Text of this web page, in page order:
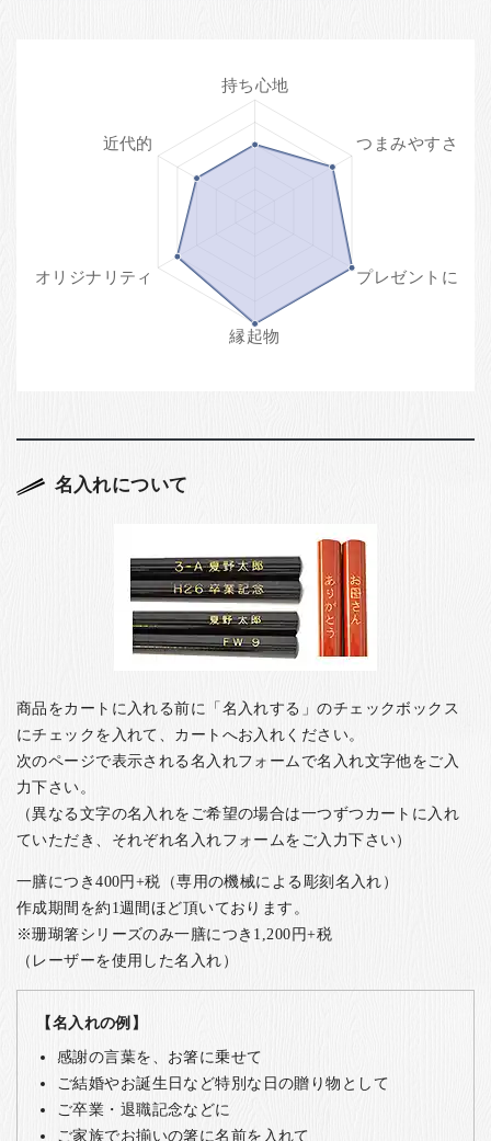
名入れについて
商品をカートに入れる前に「名入れする」のチェックボックス
にチェックを入れて、カートへお入れください。
次のページで表示される名入れフォームで名入れ文字他をご入
力下さい。
（異なる文字の名入れをご希望の場合は一つずつカートに入れ
ていただき、それぞれ名入れフォームをご入力下さい）
一膳につき400円+税（専用の機械による彫刻名入れ）
作成期間を約1週間ほど頂いております。
※珊瑚箸シリーズのみ一膳につき1,200円+税
（レーザーを使用した名入れ）
【名入れの例】
感謝の言葉を、お箸に乗せて
ご結婚やお誕生日など特別な日の贈り物として
ご卒業・退職記念などに
ご家族でお揃いの箸に名前を入れて